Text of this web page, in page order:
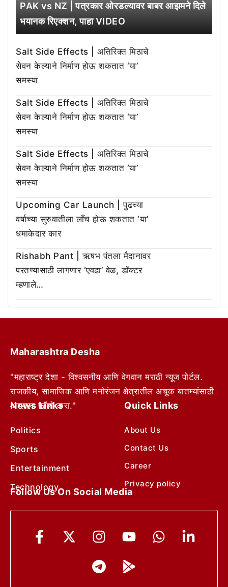
PAK vs NZ | पत्रकार ओरडल्यावर बाबर आझमने दिले
भयानक रिएक्शन, पाहा VIDEO
Salt Side Effects | अतिरिक्त मिठाचे
सेवन केल्याने निर्माण होऊ शकतात ‘या’
समस्या
Salt Side Effects | अतिरिक्त मिठाचे
सेवन केल्याने निर्माण होऊ शकतात ‘या’
समस्या
Salt Side Effects | अतिरिक्त मिठाचे
सेवन केल्याने निर्माण होऊ शकतात ‘या’
समस्या
Upcoming Car Launch | पुढच्या
वर्षाच्या सुरुवातीला लाँच होऊ शकतात ‘या’
धमाकेदार कार
Rishabh Pant | ऋषभ पंतला मैदानावर
परतण्यासाठी लागणार ‘एवढा’ वेळ, डॉक्टर
म्हणाले…
Maharashtra Desha
"महाराष्ट्र देशा - विश्वसनीय आणि वेगवान मराठी न्यूज पोर्टल.
राजकीय, सामाजिक आणि मनोरंजन क्षेत्रातील अचूक बातम्यांसाठी
आम्हाला फॉलो करा."
News Links
Politics
Sports
Entertainment
Technology
Quick Links
About Us
Contact Us
Career
Privacy policy
Follow Us On Social Media